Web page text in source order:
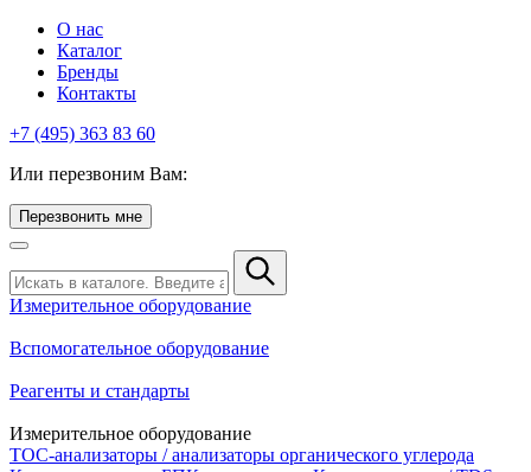
О нас
Каталог
Бренды
Контакты
+7 (495) 363 83 60
Или перезвоним Вам:
Перезвонить мне
Измерительное оборудование
Вспомогательное оборудование
Реагенты и стандарты
Измерительное оборудование
TOC-анализаторы / анализаторы органического углерода